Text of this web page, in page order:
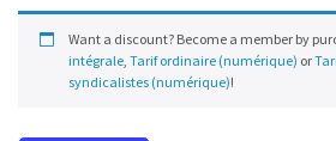
Want a discount? Become a member by
intégrale, Tarif ordinaire (numérique) or
syndicalistes (numérique)!